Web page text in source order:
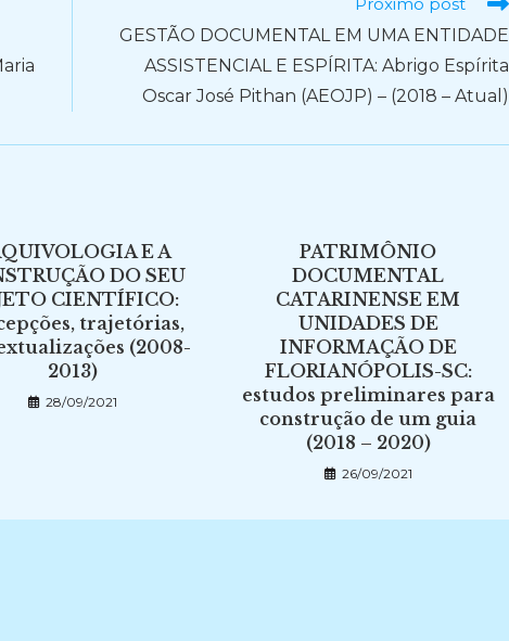
GESTÃO DOCUMENTAL EM UMA ENTIDADE
ASSISTENCIAL E ESPÍRITA: Abrigo Espírita
Oscar José Pithan (AEOJP) – (2018 – Atual)
E A
DO SEU
CIENTÍFICO:
trajetórias,
(2008-
2013)
28/09/2021
PATRIMÔNIO
DOCUMENTAL
CATARINENSE EM
UNIDADES DE
INFORMAÇÃO DE
FLORIANÓPOLIS-SC:
estudos preliminares para
construção de um guia
(2018 – 2020)
26/09/2021